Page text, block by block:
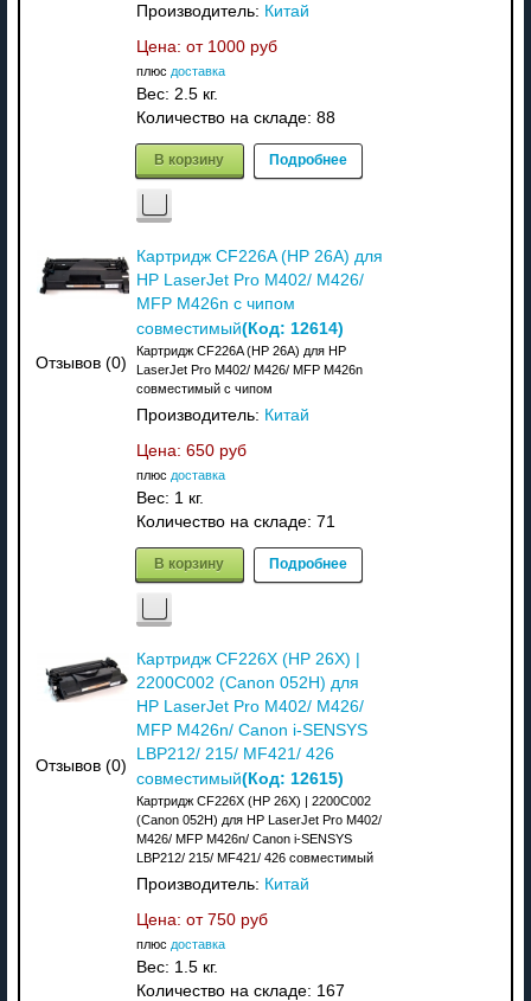
Производитель: Китай
Цена: от 1000 руб
плюс доставка
Вес: 2.5 кг.
Количество на складе: 88
В корзину Подробнее
Отзывов (0)
Картридж CF226A (HP 26A) для
HP LaserJet Pro M402/ M426/
MFP M426n с чипом
совместимый(Код: 12614)
Картридж CF226A (HP 26A) для HP
LaserJet Pro M402/ M426/ MFP M426n
совместимый с чипом
Производитель: Китай
Цена: 650 руб
плюс доставка
Вес: 1 кг.
Количество на складе: 71
В корзину Подробнее
Отзывов (0)
Картридж CF226X (HP 26X) |
2200C002 (Canon 052H) для
HP LaserJet Pro M402/ M426/
MFP M426n/ Canon i-SENSYS
LBP212/ 215/ MF421/ 426
совместимый(Код: 12615)
Картридж CF226X (HP 26X) | 2200C002
(Canon 052H) для HP LaserJet Pro M402/
M426/ MFP M426n/ Canon i-SENSYS
LBP212/ 215/ MF421/ 426 совместимый
Производитель: Китай
Цена: от 750 руб
плюс доставка
Вес: 1.5 кг.
Количество на складе: 167